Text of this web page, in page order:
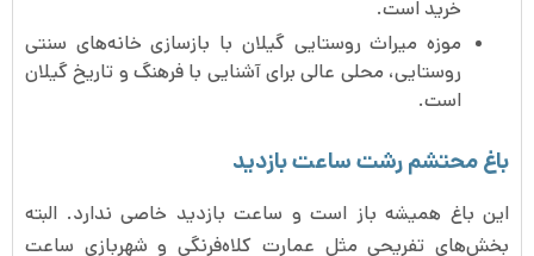
خرید است.
موزه میراث روستایی گیلان با بازسازی خانه‌های سنتی
روستایی، محلی عالی برای آشنایی با فرهنگ و تاریخ گیلان
است.
باغ محتشم رشت ساعت بازدید
این باغ همیشه باز است و ساعت بازدید خاصی ندارد. البته
بخش‌های تفریحی مثل عمارت کلاه‌فرنگی و شهربازی ساعت